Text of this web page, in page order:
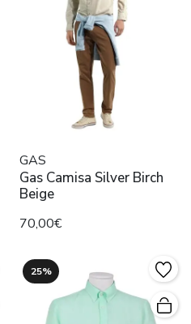
GAS
Gas Camisa Silver Birch
Beige
70,00€
25%